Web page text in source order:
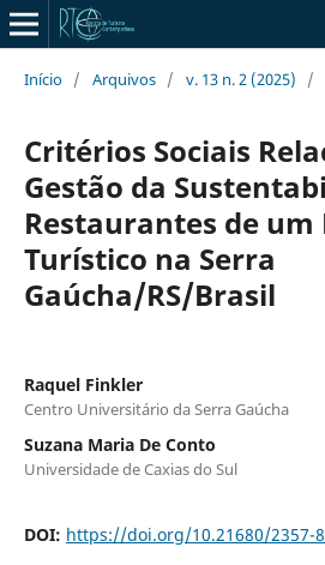
Início / Arquivos / v. 13 n. 2 (2025) /
Critérios Sociais
Gestão da
Restaurantes de um
Turístico na Serra
Gaúcha/RS/Brasil
Raquel Finkler
Centro Universitário da Serra Gaúcha
Suzana Maria De Conto
Universidade de Caxias do Sul
DOI: https://doi.org/10.21680/2357-